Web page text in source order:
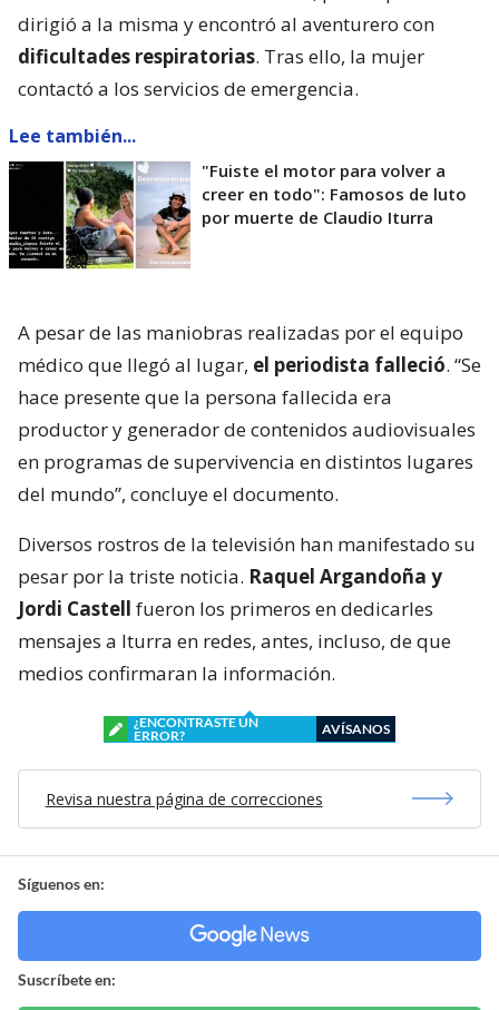
dirigió a la misma y encontró al aventurero con
dificultades respiratorias. Tras ello, la mujer
contactó a los servicios de emergencia.
Lee también...
"Fuiste el motor para volver a
creer en todo": Famosos de luto
por muerte de Claudio Iturra
A pesar de las maniobras realizadas por el equipo
médico que llegó al lugar, el periodista falleció. “Se
hace presente que la persona fallecida era
productor y generador de contenidos audiovisuales
en programas de supervivencia en distintos lugares
del mundo”, concluye el documento.
Diversos rostros de la televisión han manifestado su
pesar por la triste noticia. Raquel Argandoña y
Jordi Castell fueron los primeros en dedicarles
mensajes a Iturra en redes, antes, incluso, de que
medios confirmaran la información.
¿ENCONTRASTE UN
ERROR?
AVÍSANOS
Revisa nuestra página de correcciones
Síguenos en:
Suscríbete en: